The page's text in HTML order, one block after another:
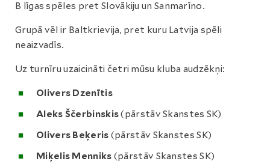
B līgas spēles pret Slovākiju un Sanmarīno.
Grupā vēl ir Baltkrievija, pret kuru Latvija spēli
neaizvadīs.
Uz turnīru uzaicināti četri mūsu kluba audzēkņi:
Olivers Dzenītis
Aleks Ščerbinskis(pārstāv Skanstes SK)
Olivers Beķeris (pārstāv Skanstes SK)
Miķelis Menniks (pārstāv Skanstes SK)